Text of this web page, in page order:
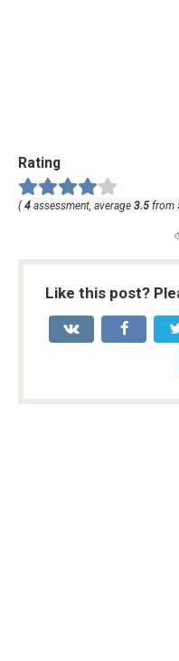
Rating
(4 assessment, average 3.5 from
Like this post?